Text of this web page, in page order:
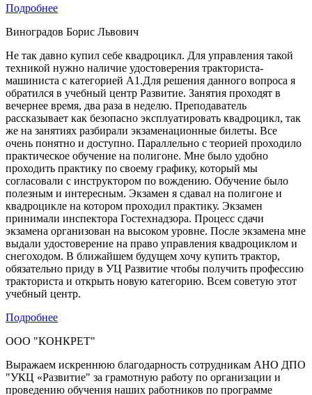
Подробнее
Виноградов Борис Львович
Не так давно купил себе квадроцикл. Для управления такой
техникой нужно наличие удостоверения тракториста-
машиниста с категорией А1.Для решения данного вопроса я
обратился в учебный центр Развитие. Занятия проходят в
вечернее время, два раза в неделю. Преподаватель
рассказывает как безопасно эксплуатировать квадроцикл, так
же на занятиях разбирали экзаменационные билеты. Все
очень понятно и доступно. Параллельно с теорией проходило
практическое обучение на полигоне. Мне было удобно
проходить практику по своему графику, который мы
согласовали с инструктором по вождению. Обучение было
полезным и интересным. Экзамен я сдавал на полигоне и
квадроцикле на котором проходил практику. Экзамен
принимали инспектора Гостехнадзора. Процесс сдачи
экзамена организован на высоком уровне. После экзамена мне
выдали удостоверение на право управления квадроциклом и
снегоходом. В ближайшем будущем хочу купить трактор,
обязательно приду в УЦ Развитие чтобы получить профессию
тракториста и открыть новую категорию. Всем советую этот
учебный центр.
Подробнее
ООО "КОНКРЕТ"
Выражаем искреннюю благодарность сотрудникам АНО ДПО
"УКЦ «Развитие" за грамотную работу по организации и
проведению обучения наших работников по программе